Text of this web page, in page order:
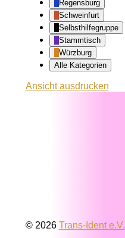
Regensburg
Schweinfurt
Selbsthilfegruppe
Stammtisch
Würzburg
Alle Kategorien
Ansichtausdrucken
© 2026 Trans-Ident e.V.